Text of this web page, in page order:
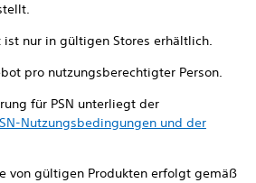
in gültigen Stores erhältlich.
nutzungsberechtigter Person.
für PSN unterliegt der
Nutzungsbedingungen und der
gültigen Produkten erfolgt gemäß